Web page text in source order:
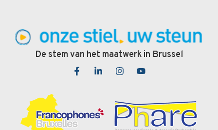
De stem van het maatwerk in Brussel